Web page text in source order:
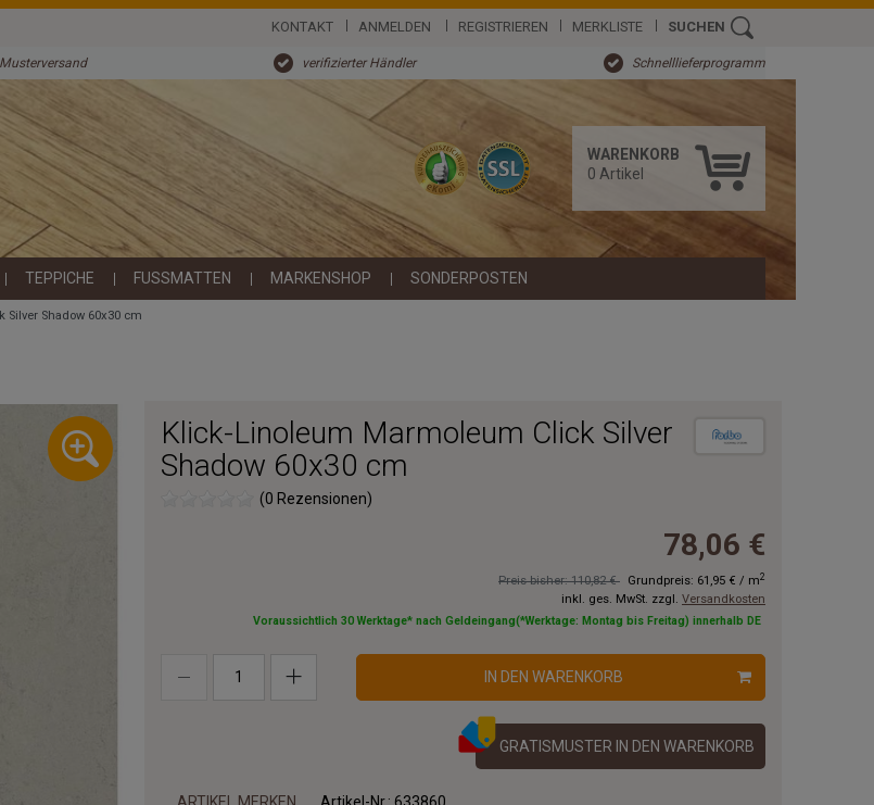
KONTAKT ANMELDEN REGISTRIEREN MERKLISTE SUCHEN
verifizierter Händler Schnelllieferprogramm
WARENKORB
0 Artikel
TEPPICHE FUSSMATTEN MARKENSHOP SONDERPOSTEN
Shadow 60x30 cm
Klick-Linoleum Marmoleum Click Silver
Shadow 60x30 cm
(0 Rezensionen)
78,06 €
Preis bisher: 110,82 € Grundpreis: 61,95 € / m2
inkl. ges. MwSt. zzgl. Versandkosten
Voraussichtlich 30 Werktage* nach Geldeingang(*Werktage: Montag bis Freitag) innerhalb DE
IN DEN WARENKORB
GRATISMUSTER IN DEN WARENKORB